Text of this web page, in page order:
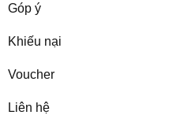
Góp ý
Khiếu nại
Voucher
Liên hệ